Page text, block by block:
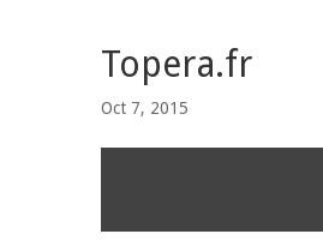
Topera.fr
Oct 7, 2015